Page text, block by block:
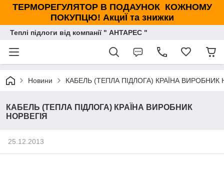
ТЕРМОРЕГУЛЯТОР В ПОДАУНОК КОЖНОМУ
ПОКУПЦЮ! АкциЇ та знижки
Теплі підлоги від компанії " АНТАРЕС "
Новини КАБЕЛЬ (ТЕПЛА ПІДЛОГА) КРАЇНА ВИРОБНИК
КАБЕЛЬ (ТЕПЛА ПІДЛОГА) КРАЇНА ВИРОБНИК
НОРВЕГІЯ
25.12.2013